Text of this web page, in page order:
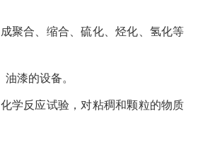
聚合、缩合、硫化、烃化、氢化等
漆的设备。
学反应试验，对粘稠和颗粒的物质